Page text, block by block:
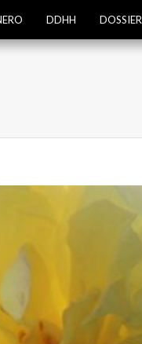
DDHH